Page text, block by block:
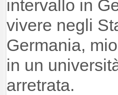
intervallo in
vivere negli
Germania,
in un
arretrata.